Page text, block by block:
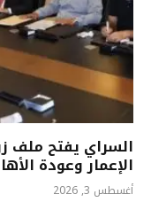
السراي يفتح ملف
الإعمار وعودة
أغسطس 3, 2026